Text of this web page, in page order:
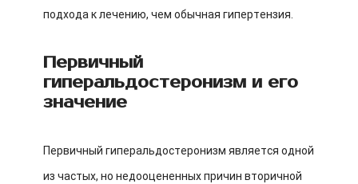
подхода к лечению, чем обычная гипертензия.
Первичный
гиперальдостеронизм и его
значение
Первичный гиперальдостеронизм является одной
из частых, но недооцененных причин вторичной